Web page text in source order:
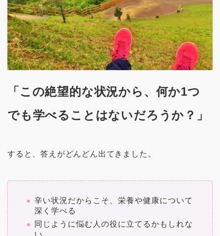
「この絶望的な状況から、何か1つ
でも学べることはないだろうか？」
すると、答えがどんどん出てきました。
辛い状況だからこそ、栄養や健康について
深く学べる
同じように悩む人の役に立てるかもしれな
い